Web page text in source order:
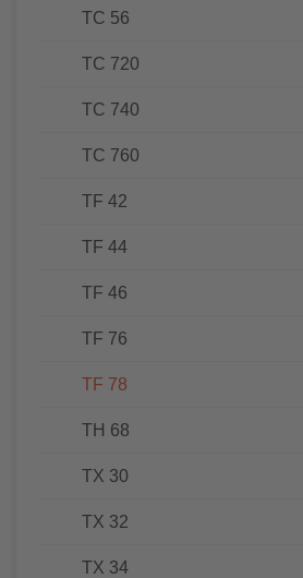
TC 56
TC 720
TC 740
TC 760
TF 42
TF 44
TF 46
TF 76
TF 78
TH 68
TX 30
TX 32
TX 34